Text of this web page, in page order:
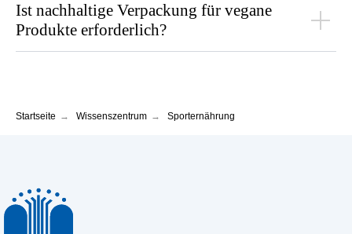
Ist nachhaltige Verpackung für vegane
Produkte erforderlich?
Startseite → Wissenszentrum → Sporternährung